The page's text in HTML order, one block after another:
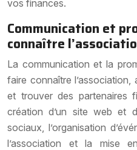
vos finances.
Communication et
connaître
La communication et la
faire connaître
et trouver des partenaires
création d’un site web et
sociaux, l’organisation
l’association et la mise